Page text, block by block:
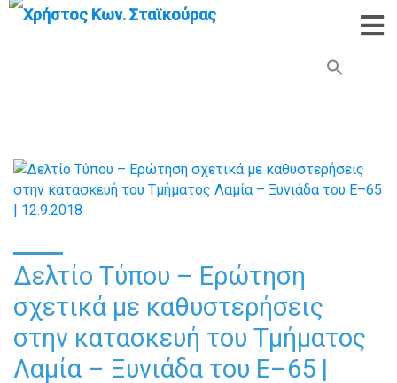
Δελτίο Τύπου – Ερώτηση
σχετικά με καθυστερήσεις
στην κατασκευή του Τμήματος
Λαμία – Ξυνιάδα του Ε–65 |